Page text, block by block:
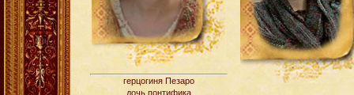
герцогиня Пезаро
дочь понтифика